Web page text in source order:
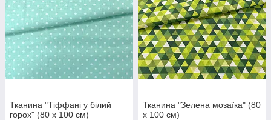
Тканина "Тіффані у білий
горох" (80 х 100 см)
Тканина "Зелена мозаїка" (80
х 100 см)